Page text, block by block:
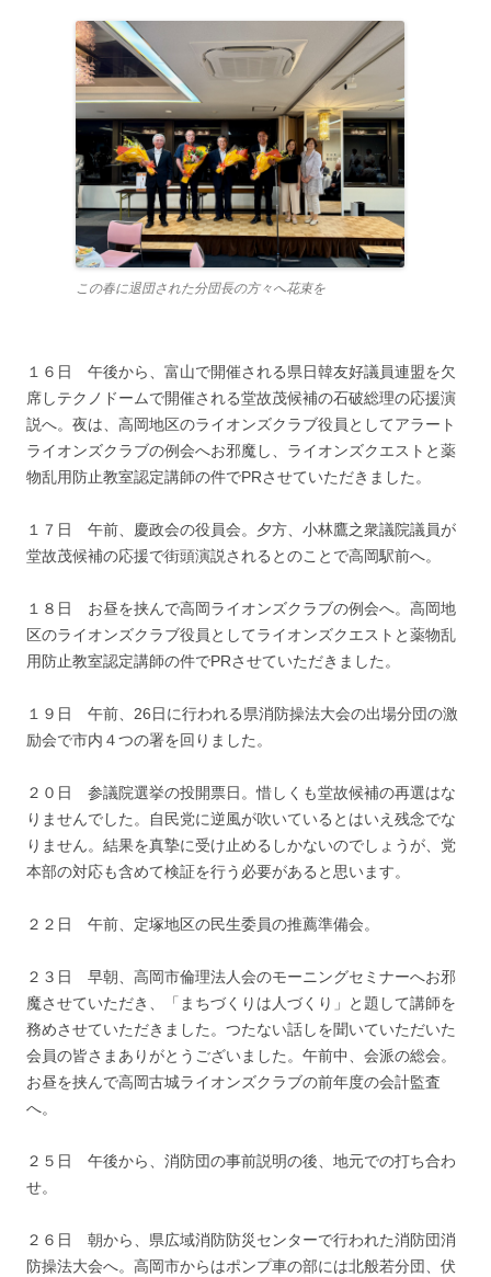
この春に退団された分団長の方々へ花束を
１６日 午後から、富山で開催される県日韓友好議員連盟を欠
席しテクノドームで開催される堂故茂候補の石破総理の応援演
説へ。夜は、高岡地区のライオンズクラブ役員としてアラート
ライオンズクラブの例会へお邪魔し、ライオンズクエストと薬
物乱用防止教室認定講師の件でPRさせていただきました。
１７日 午前、慶政会の役員会。夕方、小林鷹之衆議院議員が
堂故茂候補の応援で街頭演説されるとのことで高岡駅前へ。
１８日 お昼を挟んで高岡ライオンズクラブの例会へ。高岡地
区のライオンズクラブ役員としてライオンズクエストと薬物乱
用防止教室認定講師の件でPRさせていただきました。
１９日 午前、26日に行われる県消防操法大会の出場分団の激
励会で市内４つの署を回りました。
２０日 参議院選挙の投開票日。惜しくも堂故候補の再選はな
りませんでした。自民党に逆風が吹いているとはいえ残念でな
りません。結果を真摯に受け止めるしかないのでしょうが、党
本部の対応も含めて検証を行う必要があると思います。
２２日 午前、定塚地区の民生委員の推薦準備会。
２３日 早朝、高岡市倫理法人会のモーニングセミナーへお邪
魔させていただき、「まちづくりは人づくり」と題して講師を
務めさせていただきました。つたない話しを聞いていただいた
会員の皆さまありがとうございました。午前中、会派の総会。
お昼を挟んで高岡古城ライオンズクラブの前年度の会計監査
へ。
２５日 午後から、消防団の事前説明の後、地元での打ち合わ
せ。
２６日 朝から、県広域消防防災センターで行われた消防団消
防操法大会へ。高岡市からはポンプ車の部には北般若分団、伏